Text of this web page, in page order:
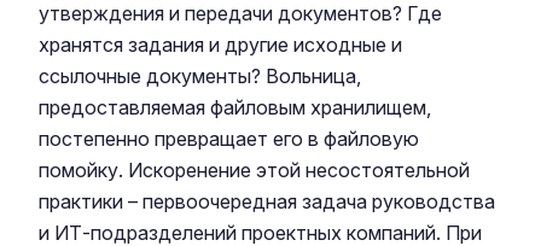
утверждения и передачи документов? Где
хранятся задания и другие исходные и
ссылочные документы? Вольница,
предоставляемая файловым хранилищем,
постепенно превращает его в файловую
помойку. Искоренение этой несостоятельной
практики – первоочередная задача руководства
и ИТ-подразделений проектных компаний. При